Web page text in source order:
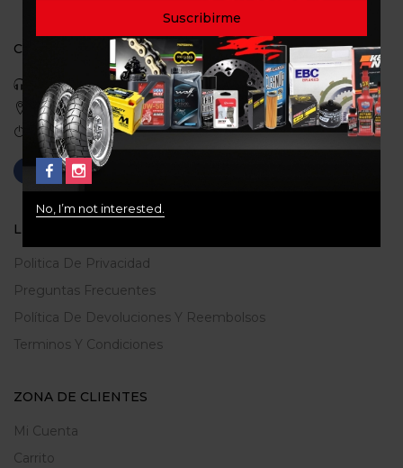
No, I’m not interested.
CONTACTO
Celular: 3113422933
Medellin, Colombia
Correo: gerencia@ridershouse.co
LEGALES
Politica De Privacidad
Preguntas Frecuentes
Política De Devoluciones Y Reembolsos
Terminos Y Condiciones
ZONA DE CLIENTES
Mi Cuenta
Carrito